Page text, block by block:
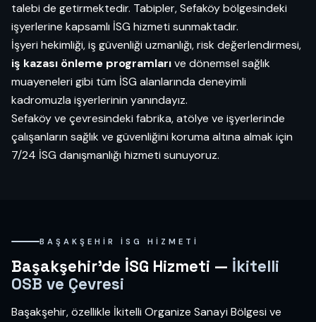
talebi de getirmektedir. Tabipler, Sefaköy bölgesindeki
işyerlerine kapsamlı İSG hizmeti sunmaktadır.
İşyeri hekimliği, iş güvenliği uzmanlığı, risk değerlendirmesi,
iş kazası önleme programlarıve dönemsel sağlık
muayeneleri gibi tüm İSG alanlarında deneyimli
kadromuzla işyerlerinin yanındayız.
Sefaköy ve çevresindeki fabrika, atölye ve işyerlerinde
çalışanların sağlık ve güvenliğini koruma altına almak için
7/24 İSG danışmanlığı hizmeti sunuyoruz.
BAŞAKŞEHIR İSG HIZMETI
Başakşehir'de İSG Hizmeti — İkitelli
OSB ve Çevresi
Başakşehir, özellikle İkitelli Organize Sanayi Bölgesi ve